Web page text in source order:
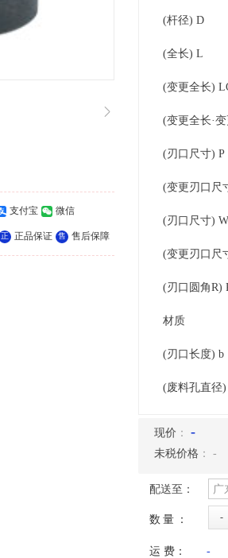
支付宝 微信
正 正品保证 售 售后保障
(杆径) D
(全长) L
(变更全长)
(变更全长·
(刃口尺寸) P
(变更刃口尺
(刃口尺寸) W
(变更刃口尺
(刃口圆角R)
材质
(刃口长度) b
(废料孔直径)
现价 ： -
未税价格 ： -
配送至： 广
数量： -
运 费： -